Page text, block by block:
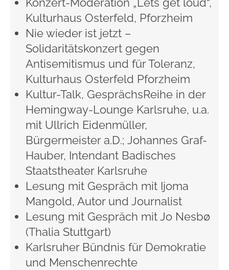
Kulturhaus Osterfeld, Pforzheim
Nie wieder ist jetzt –
Solidaritätskonzert gegen
Antisemitismus und für Toleranz,
Kulturhaus Osterfeld Pforzheim
Kultur-Talk, GesprächsReihe in der
Hemingway-Lounge Karlsruhe, u.a.
mit Ullrich Eidenmüller,
Bürgermeister a.D.; Johannes Graf-
Hauber, Intendant Badisches
Staatstheater Karlsruhe
Lesung mit Gespräch mit Ijoma
Mangold, Autor und Journalist
Lesung mit Gespräch mit Jo Nesbø
(Thalia Stuttgart)
Karlsruher Bündnis für Demokratie
und Menschenrechte